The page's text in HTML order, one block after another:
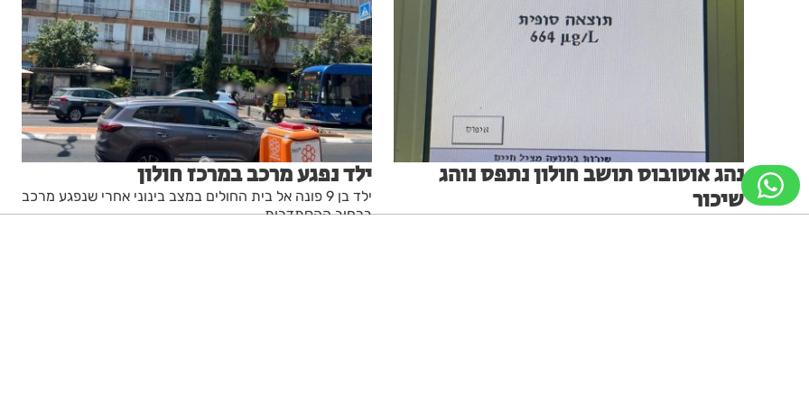
נהג אוטובוס תושב חולון נתפס נוהג
שיכור
ילד נפגע מרכב במרכז חולון
ילד בן 9 פונה אל בית החולים במצב בינוני אחרי שנפגע מרכב
ברחוב ההסתדרות